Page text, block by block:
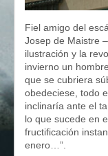
Fiel amigo del
Josep de Maistre
ilustración y la
invierno un
que se cubriera
obedeciese, todo
inclinaría ante el
lo que sucede en
fructificación
enero…”.